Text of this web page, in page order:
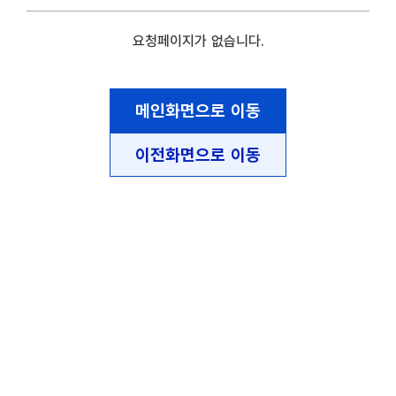
요청페이지가 없습니다.
메인화면으로 이동
이전화면으로 이동